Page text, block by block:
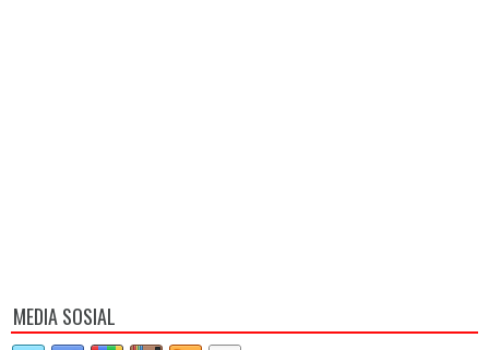
MEDIA SOSIAL